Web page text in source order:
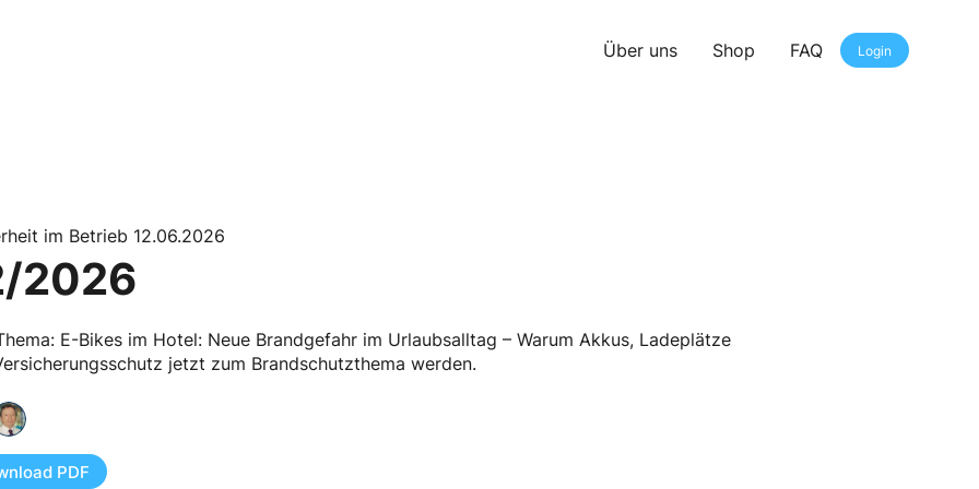
Über uns Shop FAQ Login
im Betrieb 12.06.2026
2026
E-Bikes im Hotel: Neue Brandgefahr im Urlaubsalltag – Warum Akkus, Ladeplätze
jetzt zum Brandschutzthema werden.
PDF